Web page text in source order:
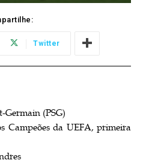
Twitter
Germain (PSG)
Campeões da UEFA, primeira